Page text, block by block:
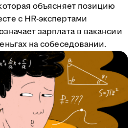
объясняет позицию
с HR-экспертами
зарплата в вакансии
на собеседовании.